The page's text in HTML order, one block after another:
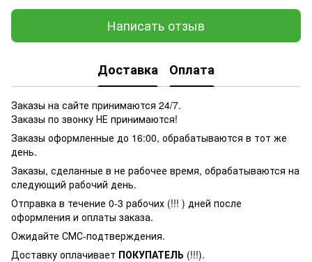
Написать отзыв
Доставка Оплата
Заказы на сайте принимаются 24/7.
Заказы по звонку НЕ принимаются!
Заказы оформленные до 16:00, обрабатываются в тот же
день.
Заказы, сделанные в не рабочее время, обрабатываются на
следующий рабочий день.
Отправка в течение 0-3 рабочих (!!! ) дней после
оформления и оплаты заказа.
Ожидайте СМС-подтверждения.
Доставку оплачивает ПОКУПАТЕЛЬ (!!!).